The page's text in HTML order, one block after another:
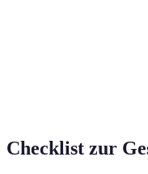
Checklist zur